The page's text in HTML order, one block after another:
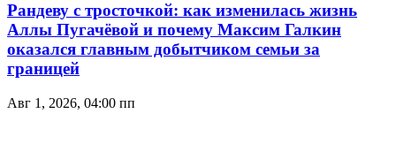
Рандеву с тросточкой: как изменилась жизнь
Аллы Пугачёвой и почему Максим Галкин
оказался главным добытчиком семьи за
границей
Авг 1, 2026, 04:00 пп